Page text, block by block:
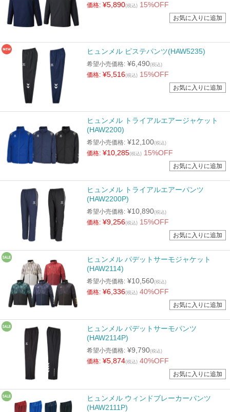
価格: ¥5,890(税込) 15%OFF
ヒュンメル ピステパンツ(HAW5235)
希望小売価格: ¥6,490(税込)
価格: ¥5,516(税込) 15%OFF
ヒュンメル トライアルエアージャケット
(HAW2200)
希望小売価格: ¥12,100(税込)
価格: ¥10,285(税込) 15%OFF
ヒュンメル トライアルエアーパンツ
(HAW2200P)
希望小売価格: ¥10,890(税込)
価格: ¥9,256(税込) 15%OFF
ヒュンメル パデットサーモジャケット
(HAW2114)
希望小売価格: ¥10,560(税込)
価格: ¥6,336(税込) 40%OFF
ヒュンメル パデットサーモパンツ
(HAW2114P)
希望小売価格: ¥9,790(税込)
価格: ¥5,874(税込) 40%OFF
ヒュンメル ウィンドブレーカーパンツ
(HAW2111P)